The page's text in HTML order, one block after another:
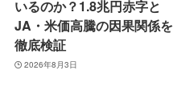
いるのか？1.8兆円赤字と
JA・米価高騰の因果関係を
徹底検証
2026年8月3日